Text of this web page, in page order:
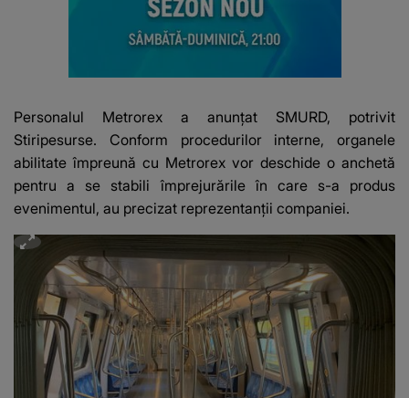
Personalul Metrorex a anunțat SMURD, potrivit
Stiripesurse. Conform procedurilor interne, organele
abilitate împreună cu Metrorex vor deschide o anchetă
pentru a se stabili împrejurările în care s-a produs
evenimentul, au precizat reprezentanții companiei.